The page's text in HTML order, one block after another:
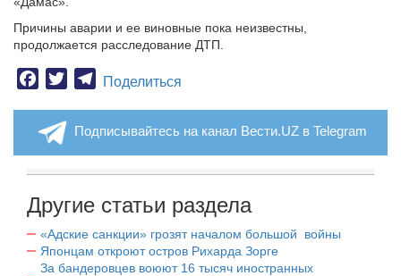
Причины аварии и ее виновные пока неизвестны,
продолжается расследование ДТП.
Facebook
TwitterTelegram
Поделиться
Подписывайтесь на канал Вести.UZ в Telegram
Другие статьи раздела
«Адские санкции» грозят началом большой войны
Японцам откроют остров Рихарда Зорге
За бандеровцев воюют 16 тысяч иностранных